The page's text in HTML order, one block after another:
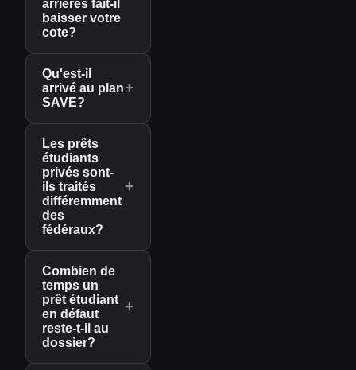
arriérés fait-il
baisser votre
cote?
Qu'est-il
arrivé au plan
SAVE?
+
Les prêts
étudiants
privés sont-
ils traités
différemment
des
fédéraux?
+
Combien de
temps un
prêt étudiant
en défaut
reste-t-il au
dossier?
+